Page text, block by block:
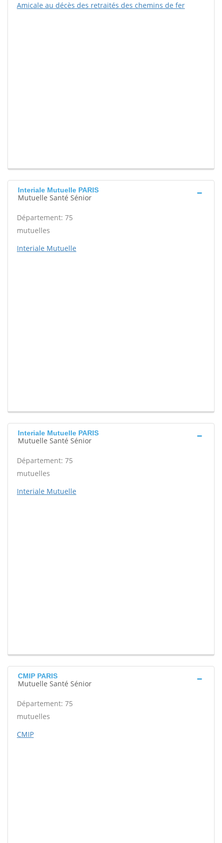
Amicale au décès des retraités des chemins de fer
Interiale Mutuelle PARIS
Mutuelle Santé Sénior
Département: 75
mutuelles
Interiale Mutuelle
Interiale Mutuelle PARIS
Mutuelle Santé Sénior
Département: 75
mutuelles
Interiale Mutuelle
CMIP PARIS
Mutuelle Santé Sénior
Département: 75
mutuelles
CMIP